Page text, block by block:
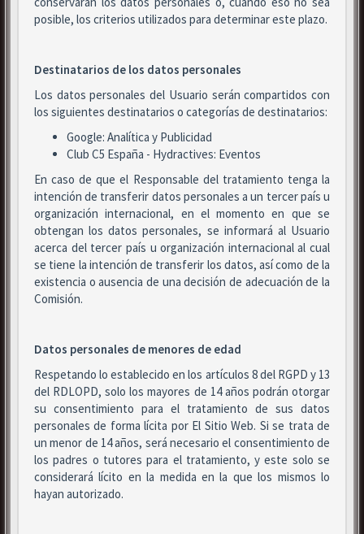
posible, los criterios utilizados para determinar este plazo.
Destinatarios de los datos personales
Los datos personales del Usuario serán compartidos con
los siguientes destinatarios o categorías de destinatarios:
Google: Analítica y Publicidad
Club C5 España - Hydractives: Eventos
En caso de que el Responsable del tratamiento tenga la
intención de transferir datos personales a un tercer país u
organización internacional, en el momento en que se
obtengan los datos personales, se informará al Usuario
acerca del tercer país u organización internacional al cual
se tiene la intención de transferir los datos, así como de la
existencia o ausencia de una decisión de adecuación de la
Comisión.
Datos personales de menores de edad
Respetando lo establecido en los artículos 8 del RGPD y 13
del RDLOPD, solo los mayores de 14 años podrán otorgar
su consentimiento para el tratamiento de sus datos
personales de forma lícita por El Sitio Web. Si se trata de
un menor de 14 años, será necesario el consentimiento de
los padres o tutores para el tratamiento, y este solo se
considerará lícito en la medida en la que los mismos lo
hayan autorizado.